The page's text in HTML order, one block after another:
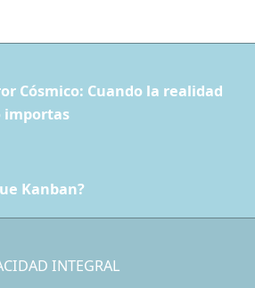
Cósmico: Cuando la realidad
importas
Kanban?
INTEGRAL